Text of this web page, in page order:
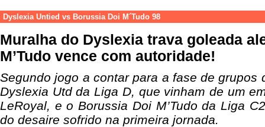
Dyslexia Untied vs Borussia Doi M´Tudo 98
Muralha do Dyslexia trava goleada
M’Tudo vence com autoridade!
Segundo jogo a contar para a fase de grupos
Dyslexia Utd da Liga D, que vinham de um
LeRoyal, e o Borussia Doi M’Tudo da Liga
do desaire sofrido na primeira jornada.